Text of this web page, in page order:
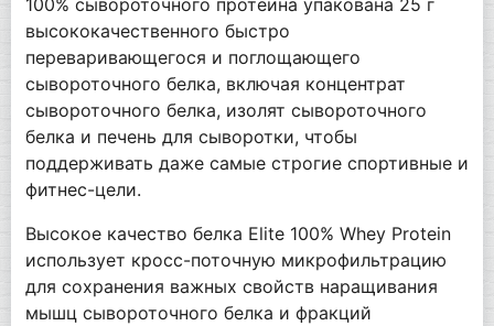
100% сывороточного протеина упакована 25 г
высококачественного быстро
переваривающегося и поглощающего
сывороточного белка, включая концентрат
сывороточного белка, изолят сывороточного
белка и печень для сыворотки, чтобы
поддерживать даже самые строгие спортивные и
фитнес-цели.
Высокое качество белка Elite 100% Whey Protein
использует кросс-поточную микрофильтрацию
для сохранения важных свойств наращивания
мышц сывороточного белка и фракций